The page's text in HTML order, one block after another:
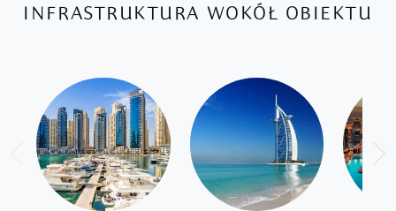
INFRASTRUKTURA WOKÓŁ OBIEKTU